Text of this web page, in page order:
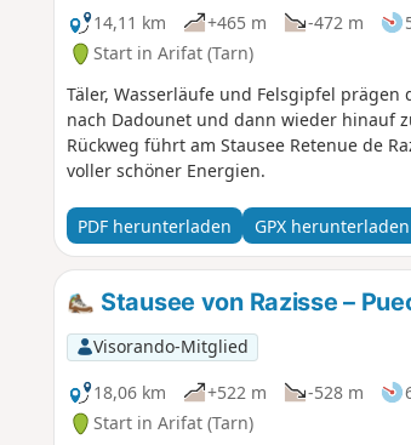
14,11 km
+465 m -472 m
Start in Arifat (Tarn)
Täler, Wasserläufe und Felsgipfel
nach Dadounet und dann wieder hinauf
Rückweg führt am Stausee Retenue de
voller schöner Energien.
PDF herunterladen GPX herunterladen
Stausee von Razisse –
Visorando-Mitglied
18,06 km
+522 m -528 m
Start in Arifat (Tarn)